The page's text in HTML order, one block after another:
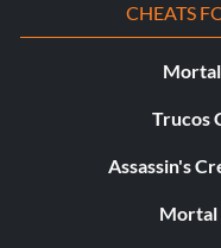
CHEATS
Trucos
Assassin's
Mortal